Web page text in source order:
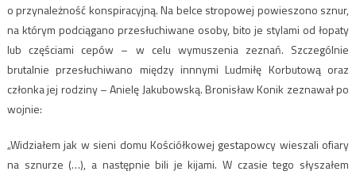
o przynależność konspiracyjną. Na belce stropowej powieszono sznur,
na którym podciągano przesłuchiwane osoby, bito je stylami od łopaty
lub częściami cepów – w celu wymuszenia zeznań. Szczególnie
brutalnie przesłuchiwano między innnymi Ludmiłę Korbutową oraz
członka jej rodziny – Anielę Jakubowską. Bronisław Konik zeznawał po
wojnie:
„Widziałem jak w sieni domu Kościółkowej gestapowcy wieszali ofiary
na sznurze (…), a następnie bili je kijami. W czasie tego słyszałem